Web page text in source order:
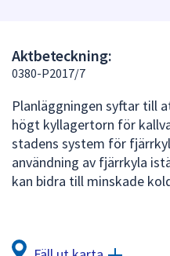
Aktbeteckning:
0380-P2017/7
Planläggningen syftar till
högt kyllagertorn för
stadens system för
användning av fjärrkyla
kan bidra till minskade